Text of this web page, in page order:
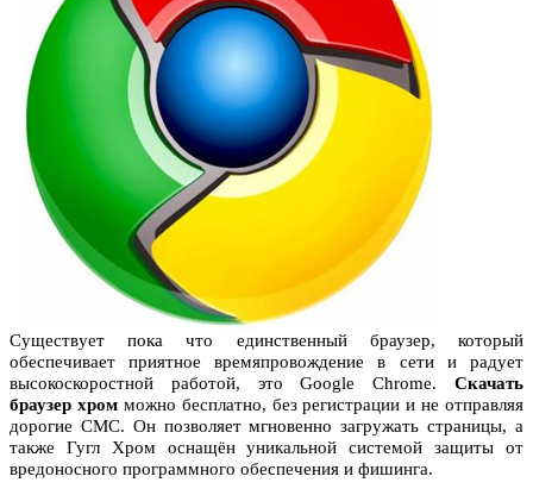
Существует пока что единственный браузер, который
обеспечивает приятное времяпровождение в сети и радует
высокоскоростной работой, это Google Chrome. Скачать
браузер хромможно бесплатно, без регистрации и не отправляя
дорогие СМС. Он позволяет мгновенно загружать страницы, а
также Гугл Хром оснащён уникальной системой защиты от
вредоносного программного обеспечения и фишинга.